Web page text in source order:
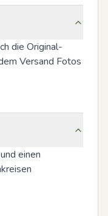
die Original-
Versand Fotos
einen